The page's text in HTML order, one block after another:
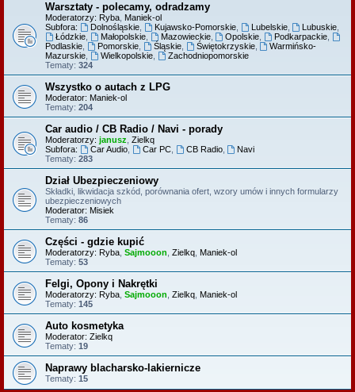
Warsztaty - polecamy, odradzamy
Moderatorzy: Ryba Maniek-ol
Subfora:
Dolnośląskie, Kujawsko-Pomorskie, Lubelskie, Lubuskie
Łódzkie, Małopolskie, Mazowieckie, Opolskie Podkarpackie
Podlaskie
Pomorskie, Śląskie, Świętokrzyskie,
Warmińsko-
Mazurskie
Wielkopolskie,
Zachodniopomorskie
Tematy: 324
Wszystko o autach z LPG
Moderator: Maniek-ol
Tematy: 204
Car audio / CB Radio / Navi - porady
Moderatorzy: janusz Zielkq
Subfora:
Car Audio, Car PC, CB Radio,
Navi
Tematy: 283
Dział Ubezpieczeniowy
Składki, likwidacja szkód, porównania ofert, wzory umów i innych formularzy
ubezpieczeniowych
Moderator: Misiek
Tematy: 86
Części - gdzie kupić
Moderatorzy: Ryba Sajmooon Zielkq Maniek-ol
Tematy: 53
Felgi, Opony i Nakrętki
Moderatorzy: Ryba Sajmooon Zielkq Maniek-ol
Tematy: 145
Auto kosmetyka
Moderator: Zielkq
Tematy: 19
Naprawy blacharsko-lakiernicze
Tematy: 15